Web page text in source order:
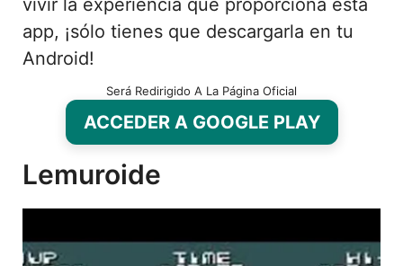
vivir la experiencia que proporciona esta
app, ¡sólo tienes que descargarla en tu
Android!
Será Redirigido A La Página Oficial
ACCEDER A GOOGLE PLAY
Lemuroide